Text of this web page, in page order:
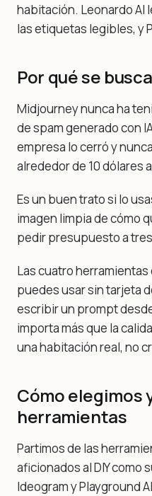
habitación. Leonardo AI
las etiquetas legibles, y
Por qué se
Midjourney nunca ha
de spam generado con
empresa lo cerró y
alrededor de 10 dólares
Es un buen trato si lo
imagen limpia de cómo
pedir presupuesto a
Las cuatro
puedes usar sin tarjeta
escribir un prompt
importa más que la
una habitación real, no
Cómo elegimos
herramientas
Partimos de las
aficionados al DIY como
Ideogram y Playground